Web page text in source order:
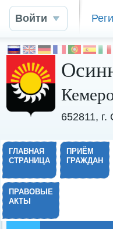
Войти
652811,
ГЛАВНАЯ
СТРАНИЦА
ПРИЁМ
ГРАЖДАН
ПРАВОВЫЕ
АКТЫ